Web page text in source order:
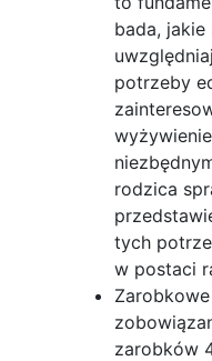
bada,
potrzeby
rodzica
tych
w postaci
zarobków